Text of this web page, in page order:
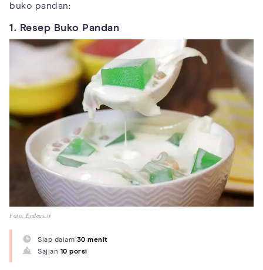
buko pandan:
1. Resep Buko Pandan
Foto: Endeus.tv
Siap dalam 30 menit
Sajian 10 porsi